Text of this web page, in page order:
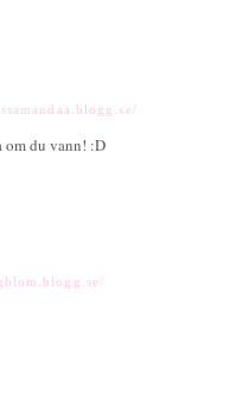
om du vann! :D